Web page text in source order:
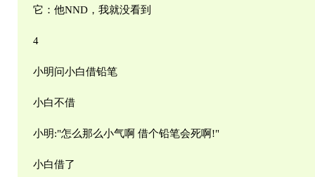
它：他NND，我就没看到
4
小明问小白借铅笔
小白不借
小明:"怎么那么小气啊 借个铅笔会死啊!"
小白借了